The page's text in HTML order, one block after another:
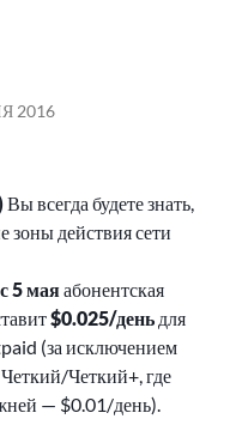
2016
Вы всегда будете знать,
действия сети
с 5 маяабонентская
$0.025/день для
(за исключением
Четкий+, где
— $0.01/день).